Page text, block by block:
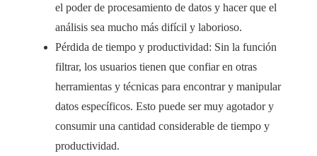
el poder de procesamiento de datos y hacer que el
análisis sea mucho más difícil y laborioso.
Pérdida de tiempo y productividad: Sin la función
filtrar, los usuarios tienen que confiar en otras
herramientas y técnicas para encontrar y manipular
datos específicos. Esto puede ser muy agotador y
consumir una cantidad considerable de tiempo y
productividad.